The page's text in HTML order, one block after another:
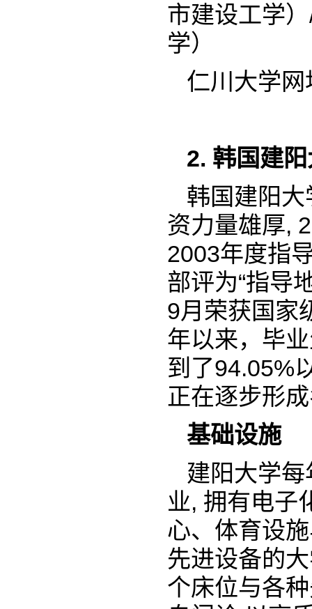
市建设工学
学）
仁川大学
2. 韩国建
韩国建阳
资力量雄厚,
2003年度指
部评为“指导
9月荣获国家
年以来，毕
到了94.05%
正在逐步形
基础设施
建阳大学
业, 拥有电子
心、体育设
先进设备的
个床位与各